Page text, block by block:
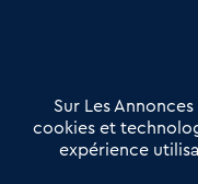
Offres Pro
Actualités
Qui sommes nous ?
Derniers articles
Sur Les
cookies et
expérience